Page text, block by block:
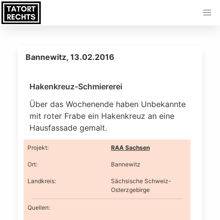
Bannewitz, 13.02.2016
Hakenkreuz-Schmiererei
Über das Wochenende haben Unbekannte
mit roter Frabe ein Hakenkreuz an eine
Hausfassade gemalt.
Projekt: RAA Sachsen
Ort: Bannewitz
Landkreis:
Sächsische Schweiz-
Osterzgebirge
Quellen: